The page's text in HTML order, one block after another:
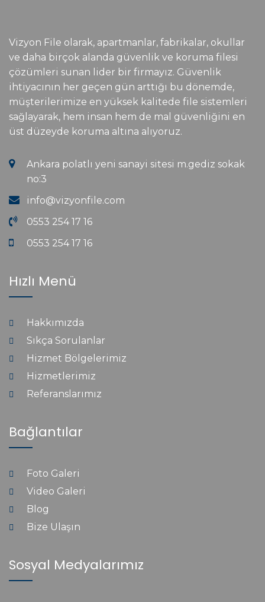
Vizyon File olarak, apartmanlar, fabrikalar, okullar
ve daha birçok alanda güvenlik ve koruma filesi
çözümleri sunan lider bir firmayız. Güvenlik
ihtiyacının her geçen gün arttığı bu dönemde,
müşterilerimize en yüksek kalitede file sistemleri
sağlayarak, hem insan hem de mal güvenliğini en
üst düzeyde koruma altına alıyoruz.
Ankara polatlı yeni sanayi sitesi m.gediz sokak
no:3
info@vizyonfile.com
0553 254 17 16
0553 254 17 16
Hızlı Menü
Hakkımızda
Sıkça Sorulanlar
Hizmet Bölgelerimiz
Hizmetlerimiz
Referanslarımız
Bağlantılar
Foto Galeri
Video Galeri
Blog
Bize Ulaşın
Sosyal Medyalarımız